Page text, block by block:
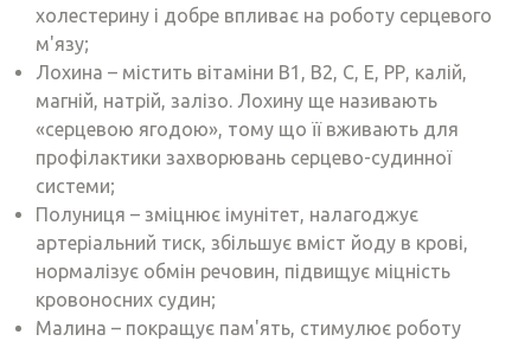
холестерину і добре впливає на роботу серцевого
м'язу;
Лохина – містить вітаміни В1, В2, С, Е, РР, калій,
магній, натрій, залізо. Лохину ще називають
«серцевою ягодою», тому що її вживають для
профілактики захворювань серцево-судинної
системи;
Полуниця – зміцнює імунітет, налагоджує
артеріальний тиск, збільшує вміст йоду в крові,
нормалізує обмін речовин, підвищує міцність
кровоносних судин;
Малина – покращує пам'ять, стимулює роботу